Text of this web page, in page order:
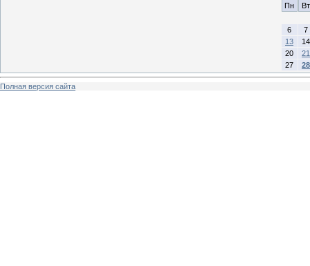
Пн
Вт
6
7
13
14
20
21
27
28
Полная версия сайта